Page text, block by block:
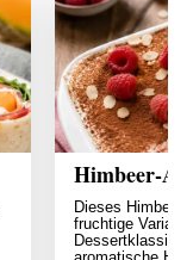
Himbeer-
Dieses
fruchtige